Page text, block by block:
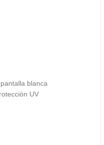
blanca
UV